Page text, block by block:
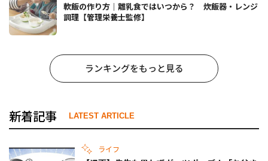
軟飯の作り方｜離乳食ではいつから？ 炊飯器・レンジ
調理【管理栄養士監修】
ランキングをもっと見る
新着記事 LATEST ARTICLE
ライフ